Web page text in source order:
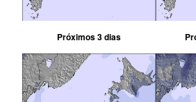
Próximos 3 dias